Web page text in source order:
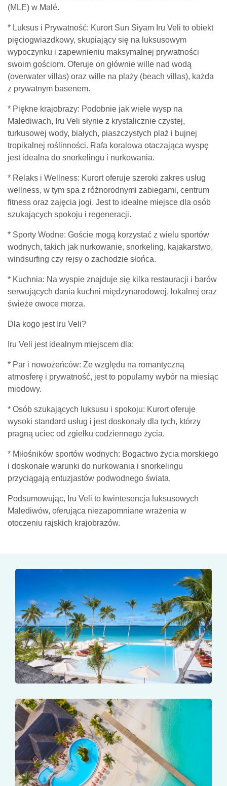
(MLE) w Malé.
* Luksus i Prywatność: Kurort Sun Siyam Iru Veli to obiekt
pięciogwiazdkowy, skupiający się na luksusowym
wypoczynku i zapewnieniu maksymalnej prywatności
swoim gościom. Oferuje on głównie wille nad wodą
(overwater villas) oraz wille na plaży (beach villas), każda
z prywatnym basenem.
* Piękne krajobrazy: Podobnie jak wiele wysp na
Malediwach, Iru Veli słynie z krystalicznie czystej,
turkusowej wody, białych, piaszczystych plaż i bujnej
tropikalnej roślinności. Rafa koralowa otaczająca wyspę
jest idealna do snorkelingu i nurkowania.
* Relaks i Wellness: Kurort oferuje szeroki zakres usług
wellness, w tym spa z różnorodnymi zabiegami, centrum
fitness oraz zajęcia jogi. Jest to idealne miejsce dla osób
szukających spokoju i regeneracji.
* Sporty Wodne: Goście mogą korzystać z wielu sportów
wodnych, takich jak nurkowanie, snorkeling, kajakarstwo,
windsurfing czy rejsy o zachodzie słońca.
* Kuchnia: Na wyspie znajduje się kilka restauracji i barów
serwujących dania kuchni międzynarodowej, lokalnej oraz
świeże owoce morza.
Dla kogo jest Iru Veli?
Iru Veli jest idealnym miejscem dla:
* Par i nowożeńców: Ze względu na romantyczną
atmosferę i prywatność, jest to popularny wybór na miesiąc
miodowy.
* Osób szukających luksusu i spokoju: Kurort oferuje
wysoki standard usług i jest doskonały dla tych, którzy
pragną uciec od zgiełku codziennego życia.
* Miłośników sportów wodnych: Bogactwo życia morskiego
i doskonałe warunki do nurkowania i snorkelingu
przyciągają entuzjastów podwodnego świata.
Podsumowując, Iru Veli to kwintesencja luksusowych
Malediwów, oferująca niezapomniane wrażenia w
otoczeniu rajskich krajobrazów.